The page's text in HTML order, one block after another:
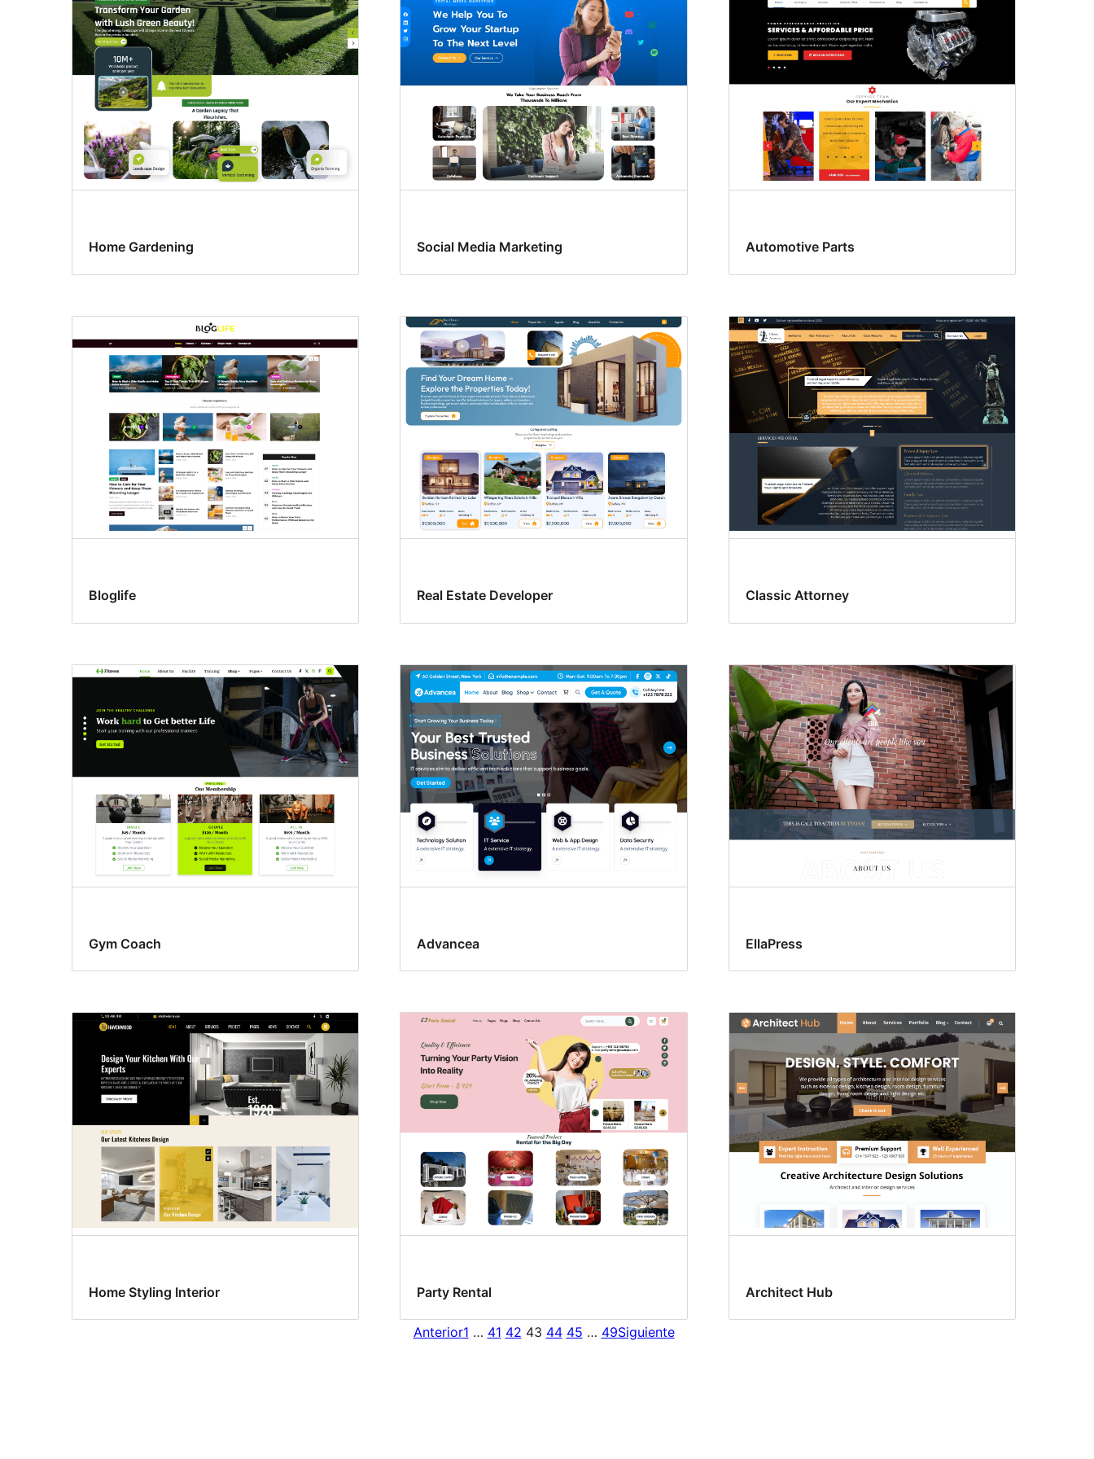
entradas
Home Gardening Social Media Marketing Automotive Parts
Bloglife Real Estate Developer Classic Attorney
Gym Coach Advancea EllaPress
Home Styling Interior Party Rental Architect Hub
Anterior1 … 41 42 43 44 45 … 49Siguiente